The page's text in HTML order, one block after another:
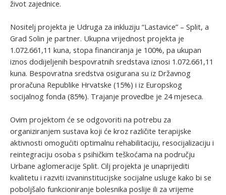
život zajednice.
Nositelj projekta je Udruga za inkluziju “Lastavice” – Split, a
Grad Solin je partner. Ukupna vrijednost projekta je
1.072.661,11 kuna, stopa financiranja je 100%, pa ukupan
iznos dodijeljenih bespovratnih sredstava iznosi 1.072.661,11
kuna. Bespovratna sredstva osigurana su iz Državnog
proračuna Republike Hrvatske (15%) i iz Europskog
socijalnog fonda (85%). Trajanje provedbe je 24 mjeseca.
Ovim projektom će se odgovoriti na potrebu za
organiziranjem sustava koji će kroz različite terapijske
aktivnosti omogućiti optimalnu rehabilitaciju, resocijalizaciju i
reintegraciju osoba s psihičkim teškoćama na području
Urbane aglomeracije Split. Cilj projekta je unaprijediti
kvalitetu i razviti izvaninstitucijske socijalne usluge kako bi se
poboljšalo funkcioniranje bolesnika poslije ili za vrijeme